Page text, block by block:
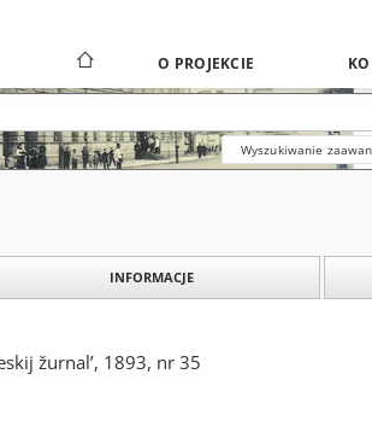
O PROJEKCIE
Wyszukiwanie
INFORMACJE
žurnal’, 1893, nr 35